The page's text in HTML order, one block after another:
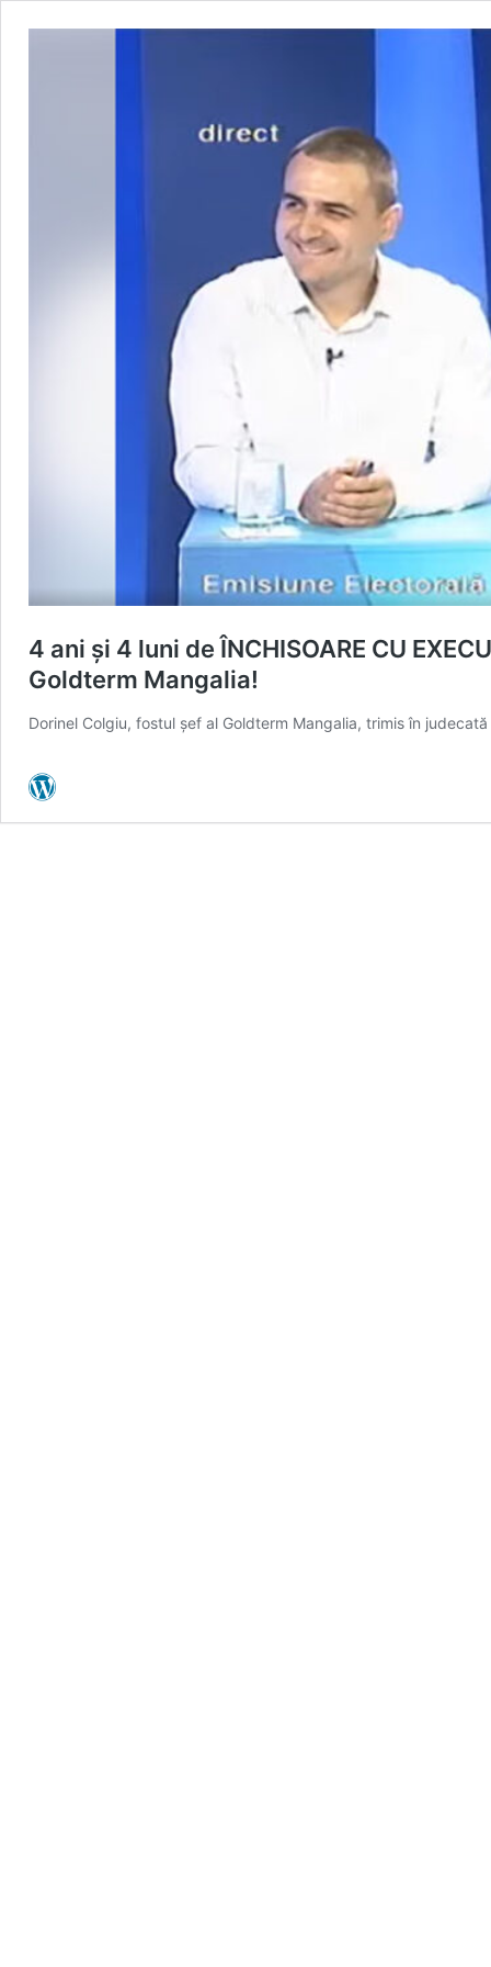
4 ani și 4 luni de ÎNCHISOARE CU
Goldterm Mangalia!
Dorinel Colgiu, fostul șef al Goldterm Mangalia, trimis în